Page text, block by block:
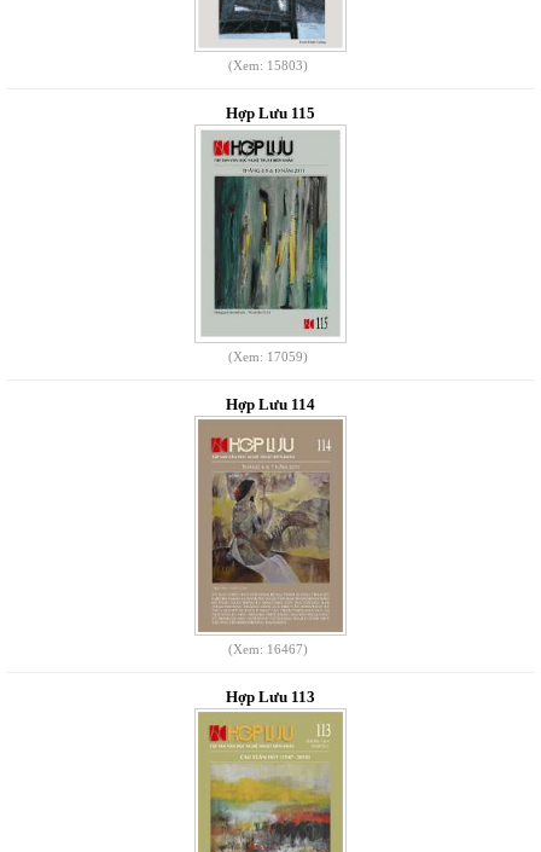
(Xem: 15803)
Hợp Lưu 115
(Xem: 17059)
Hợp Lưu 114
(Xem: 16467)
Hợp Lưu 113